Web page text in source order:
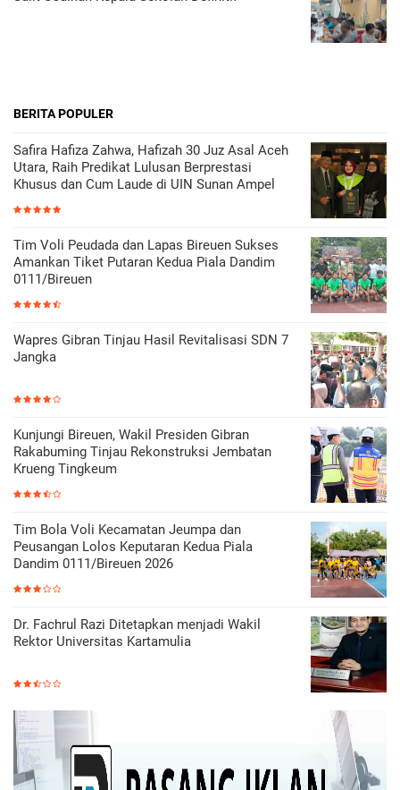
BERITA POPULER
Safira Hafiza Zahwa, Hafizah 30 Juz Asal Aceh
Utara, Raih Predikat Lulusan Berprestasi
Khusus dan Cum Laude di UIN Sunan Ampel
Tim Voli Peudada dan Lapas Bireuen Sukses
Amankan Tiket Putaran Kedua Piala Dandim
0111/Bireuen
Wapres Gibran Tinjau Hasil Revitalisasi SDN 7
Jangka
Kunjungi Bireuen, Wakil Presiden Gibran
Rakabuming Tinjau Rekonstruksi Jembatan
Krueng Tingkeum
Tim Bola Voli Kecamatan Jeumpa dan
Peusangan Lolos Keputaran Kedua Piala
Dandim 0111/Bireuen 2026
Dr. Fachrul Razi Ditetapkan menjadi Wakil
Rektor Universitas Kartamulia